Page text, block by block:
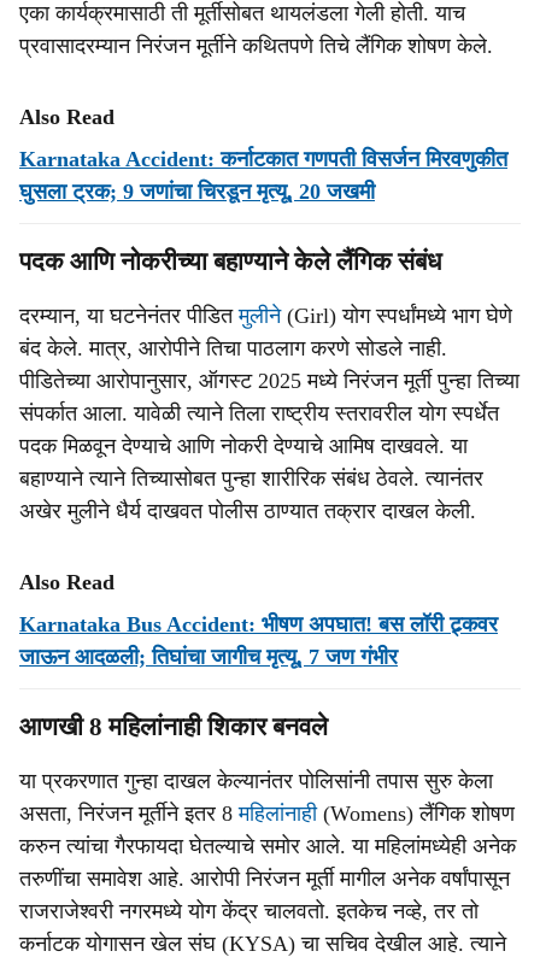
एका कार्यक्रमासाठी ती मूर्तीसोबत थायलंडला गेली होती. याच
प्रवासादरम्यान निरंजन मूर्तीने कथितपणे तिचे लैंगिक शोषण केले.
Also Read
Karnataka Accident: कर्नाटकात गणपती विसर्जन मिरवणुकीत
घुसला ट्रक; 9 जणांचा चिरडून मृत्यू, 20 जखमी
पदक आणि नोकरीच्या बहाण्याने केले लैंगिक संबंध
दरम्यान, या घटनेनंतर पीडितमुलीने(Girl) योग स्पर्धांमध्ये भाग घेणे
बंद केले. मात्र, आरोपीने तिचा पाठलाग करणे सोडले नाही.
पीडितेच्या आरोपानुसार, ऑगस्ट 2025 मध्ये निरंजन मूर्ती पुन्हा तिच्या
संपर्कात आला. यावेळी त्याने तिला राष्ट्रीय स्तरावरील योग स्पर्धेत
पदक मिळवून देण्याचे आणि नोकरी देण्याचे आमिष दाखवले. या
बहाण्याने त्याने तिच्यासोबत पुन्हा शारीरिक संबंध ठेवले. त्यानंतर
अखेर मुलीने धैर्य दाखवत पोलीस ठाण्यात तक्रार दाखल केली.
Also Read
Karnataka Bus Accident: भीषण अपघात! बस लॉरी ट्र्कवर
जाऊन आदळली; तिघांचा जागीच मृत्यू, 7 जण गंभीर
आणखी 8 महिलांनाही शिकार बनवले
या प्रकरणात गुन्हा दाखल केल्यानंतर पोलिसांनी तपास सुरु केला
असता, निरंजन मूर्तीने इतर 8महिलांनाही(Womens) लैंगिक शोषण
करुन त्यांचा गैरफायदा घेतल्याचे समोर आले. या महिलांमध्येही अनेक
तरुणींचा समावेश आहे. आरोपी निरंजन मूर्ती मागील अनेक वर्षांपासून
राजराजेश्वरी नगरमध्ये योग केंद्र चालवतो. इतकेच नव्हे, तर तो
कर्नाटक योगासन खेल संघ (KYSA) चा सचिव देखील आहे. त्याने